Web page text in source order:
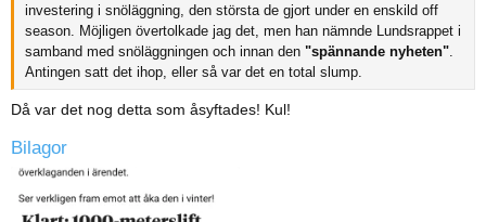
investering i snöläggning, den största de gjort under en enskild off
season. Möjligen övertolkade jag det, men han nämnde Lundsrappet i
samband med snöläggningen och innan den "spännande nyheten"
Antingen satt det ihop, eller så var det en total slump.
Då var det nog detta som åsyftades! Kul!
Bilagor